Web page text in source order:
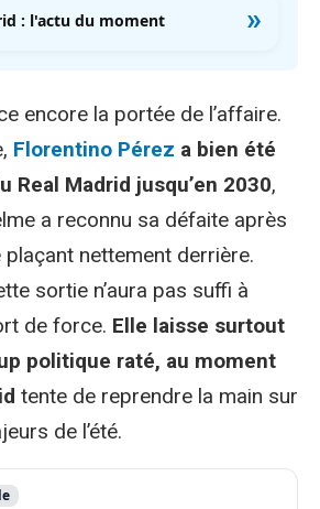
: l'actu du moment »
encore la portée de l’affaire.
Florentino Pérez a bien été
Real Madrid jusqu’en 2030,
a reconnu sa défaite après
nettement derrière.
sortie n’aura pas suffi à
de force. Elle laisse surtout
politique raté, au moment
tente de reprendre la main sur
de l’été.